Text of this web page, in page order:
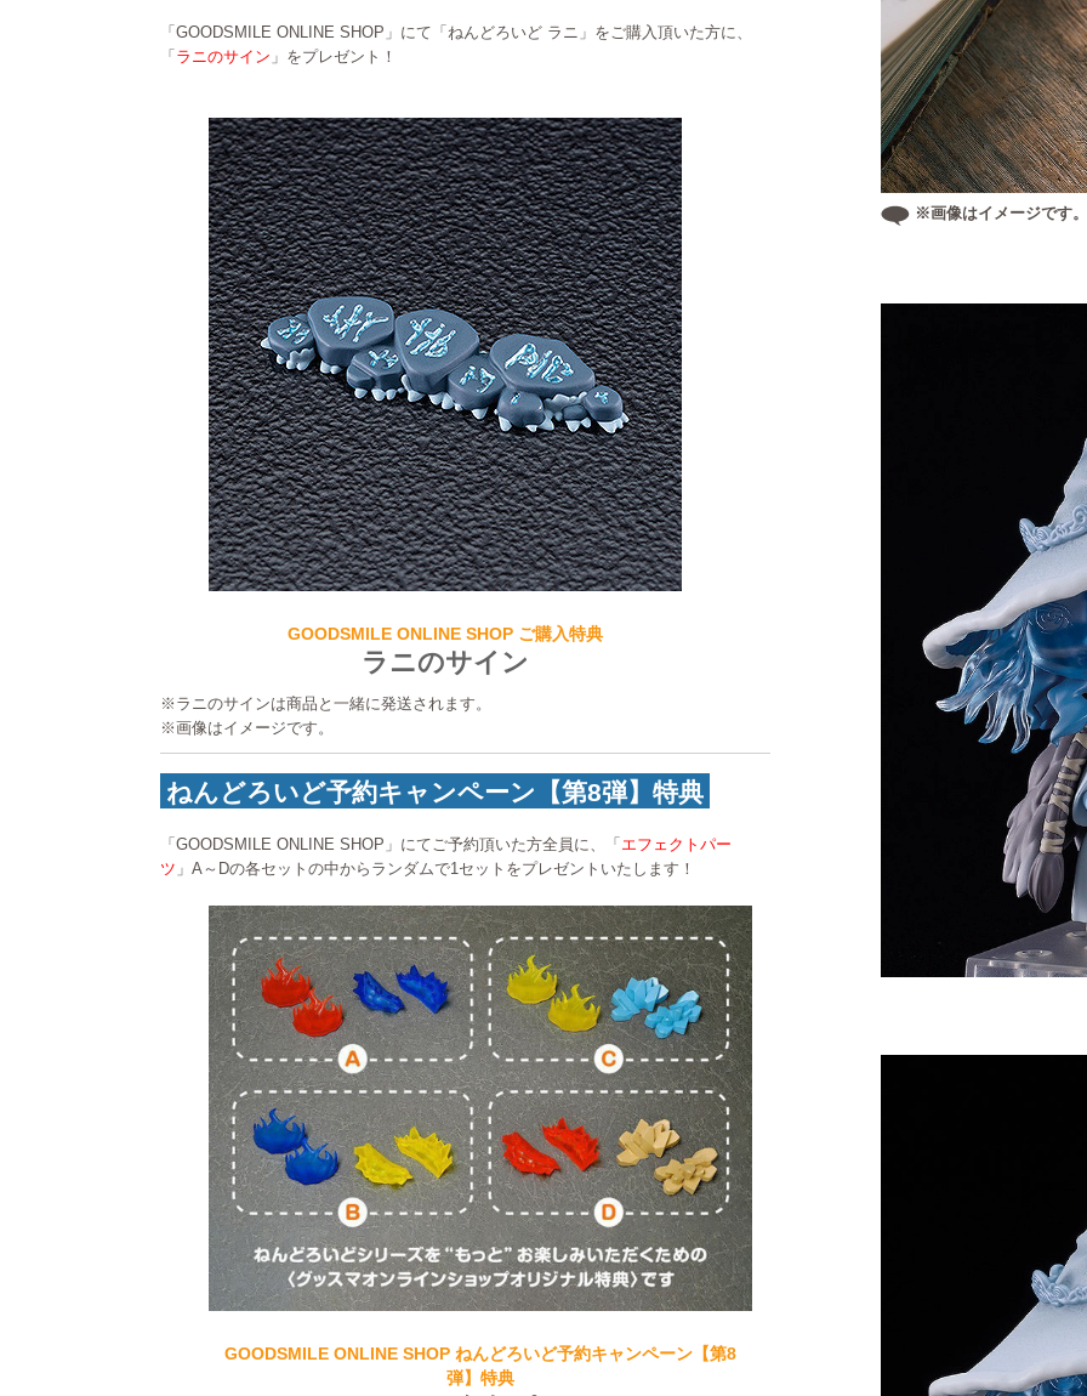
※画像はイメージです。
「GOODSMILE ONLINE SHOP」にて「ねんどろいど ラニ」をご購入頂いた方に、
「ラニのサイン 」をプレゼント！
GOODSMILE ONLINE SHOP ご購入特典
ラニのサイン
※ラニのサインは商品と一緒に発送されます。
※画像はイメージです。
ねんどろいど予約キャンペーン【第8弾】特典
「GOODSMILE ONLINE SHOP」にてご予約頂いた方全員に、「エフェクトパー
ツ 」A～Dの各セットの中からランダムで1セットをプレゼントいたします！
GOODSMILE ONLINE SHOP ねんどろいど予約キャンペーン【第8
弾】特典